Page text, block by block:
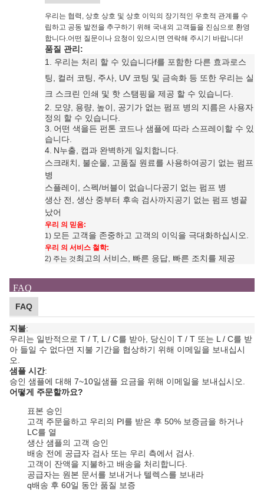
우리는 협력, 상호 상호 및 상호 이익의 장기적인 우호적 관계를 수
립하고 공동 발전을 추구하기 위해 국내외 고객들을 진심으로 환영
합니다.어떤 질문이나 요청이 있으시면 연락해 주시기 바랍니다!
품질 관리:
1. 우리는 처리 할 수 있습니다f를 포함한 다른 효과로스
팅, 컬러 코팅, 주사, UV 코팅 및 금속화 등 또한 우리는 실
크 스크린 인쇄 및 핫 스탬핑을 제공 할 수 있습니다.
2. 모양, 용량, 높이, 공기가 없는 펌프 병의 지름은 사용자
정의 할 수 있습니다.
3. 어떤 색을든 펀톤 코드나 샘플에 따라 스프레이할 수 있
습니다.
4. N누출, 캡과 완벽하게 일치합니다.
스크래치, 불순물, 고품질 원료를 사용하여공기 없는 펌프
병
스플레이, 스펙/버블이 없습니다공기 없는 펌프 병
생산 전, 생산 중부터 후속 검사까지공기 없는 펌프 병끝
났어
우리 의 믿음:
1) 모든 고객을 존중하고 고객의 이익을 극대화하십시오.
우리 의 서비스 철학:
2) 주는 것최고의 서비스, 빠른 응답, 빠른 조치를 제공
FAQ
FAQ
지불:
우리는 일반적으로 T / T, L / C를 받아, 당신이 T / T 또는 L / C를 받
아 들일 수 없다면 지불 기간을 협상하기 위해 이메일을 보내십시
오.
샘플 시간:
승인 샘플에 대해 7~10일샘플 요금을 위해 이메일을 보내십시오.
어떻게 주문할까요?
표본 승인
고객 주문을하고 우리의 PI를 받은 후 50% 보증금을 하거나
LC를 열
생산 샘플의 고객 승인
배송 전에 공급자 검사 또는 우리 측에서 검사.
고객이 잔액을 지불하고 배송을 처리합니다.
공급자는 원본 문서를 보내거나 텔렉스를 보내라
q배송 후 60일 동안 품질 보증